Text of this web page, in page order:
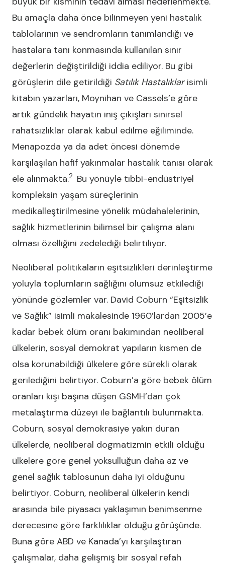
Bu amaçla daha önce bilinmeyen yeni hastalık
tablolarının ve sendromların tanımlandığı ve
hastalara tanı konmasında kullanılan sınır
değerlerin değiştirildiği iddia ediliyor. Bu gibi
görüşlerin dile getirildiği Satılık Hastalıklarisimli
kitabın yazarları, Moynihan ve Cassels’e göre
artık gündelik hayatın iniş çıkışları sinirsel
rahatsızlıklar olarak kabul edilme eğiliminde.
Menapozda ya da adet öncesi dönemde
karşılaşılan hafif yakınmalar hastalık tanısı olarak
ele alınmakta.2 Bu yönüyle tıbbi-endüstriyel
kompleksin yaşam süreçlerinin
medikalleştirilmesine yönelik müdahalelerinin,
sağlık hizmetlerinin bilimsel bir çalışma alanı
olması özelliğini zedelediği belirtiliyor.
Neoliberal politikaların eşitsizlikleri derinleştirme
yoluyla toplumların sağlığını olumsuz etkilediği
yönünde gözlemler var. David Coburn “Eşitsizlik
ve Sağlık” isimli makalesinde 1960’lardan 2005’e
kadar bebek ölüm oranı bakımından neoliberal
ülkelerin, sosyal demokrat yapıların kısmen de
olsa korunabildiği ülkelere göre sürekli olarak
gerilediğini belirtiyor. Coburn’a göre bebek ölüm
oranları kişi başına düşen GSMH’dan çok
metalaştırma düzeyi ile bağlantılı bulunmakta.
Coburn, sosyal demokrasiye yakın duran
ülkelerde, neoliberal dogmatizmin etkili olduğu
ülkelere göre genel yoksulluğun daha az ve
genel sağlık tablosunun daha iyi olduğunu
belirtiyor. Coburn, neoliberal ülkelerin kendi
arasında bile piyasacı yaklaşımın benimsenme
derecesine göre farklılıklar olduğu görüşünde.
Buna göre ABD ve Kanada’yı karşılaştıran
çalışmalar, daha gelişmiş bir sosyal refah